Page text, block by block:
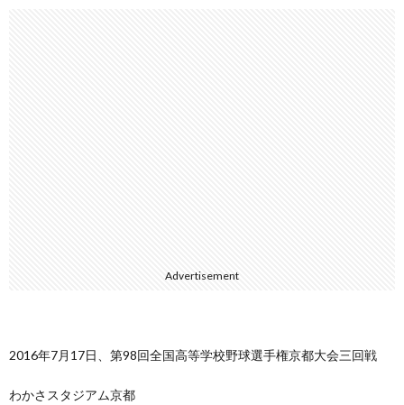
Advertisement
2016年7月17日、第98回全国高等学校野球選手権京都大会三回戦
わかさスタジアム京都